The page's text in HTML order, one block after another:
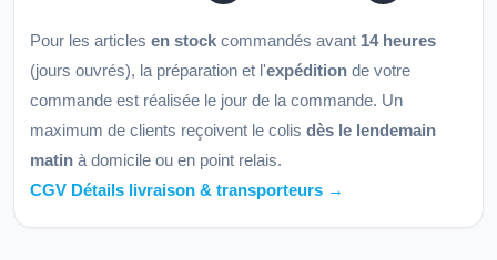
Pour les articles en stock commandés avant 14 heures
(jours ouvrés), la préparation et l'expédition de votre
commande est réalisée le jour de la commande. Un
maximum de clients reçoivent le colis dès le lendemain
matin à domicile ou en point relais.
CGV Détails livraison & transporteurs →